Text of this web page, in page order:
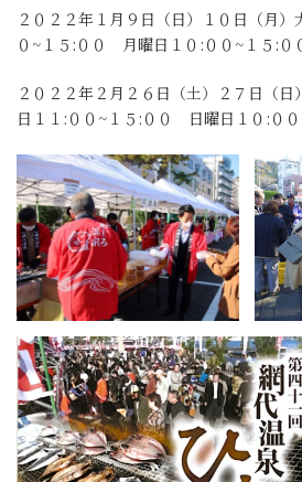
２０２２年１月９日（日）１０日（月
０~１５:００ 月曜日１０:００~１５:０
２０２２年２月２６日（土）２７日（
日１１:００~１５:００ 日曜日１０:００